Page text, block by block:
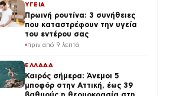
ΥΓΕΙΑ
Πρωινή ρουτίνα: 3 συνήθειες
που καταστρέφουν την υγεία
του εντέρου σας
πριν από 9 λεπτά
ΕΛΛΑΔΑ
Καιρός σήμερα: Άνεμοι 5
μποφόρ στην Αττική, έως 39
βαθμούς η θερμοκρασία στη